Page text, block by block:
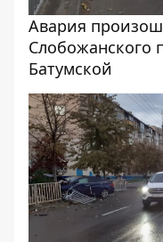
Авария
Слобожанского
Батумской